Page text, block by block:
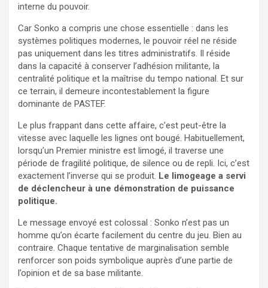
interne du pouvoir.
Car Sonko a compris une chose essentielle : dans les
systèmes politiques modernes, le pouvoir réel ne réside
pas uniquement dans les titres administratifs. Il réside
dans la capacité à conserver l’adhésion militante, la
centralité politique et la maîtrise du tempo national. Et sur
ce terrain, il demeure incontestablement la figure
dominante de PASTEF.
Le plus frappant dans cette affaire, c’est peut-être la
vitesse avec laquelle les lignes ont bougé. Habituellement,
lorsqu’un Premier ministre est limogé, il traverse une
période de fragilité politique, de silence ou de repli. Ici, c’est
exactement l’inverse qui se produit. Le limogeage a servi
de déclencheur à une démonstration de puissance
politique.
Le message envoyé est colossal : Sonko n’est pas un
homme qu’on écarte facilement du centre du jeu. Bien au
contraire. Chaque tentative de marginalisation semble
renforcer son poids symbolique auprès d’une partie de
l’opinion et de sa base militante.